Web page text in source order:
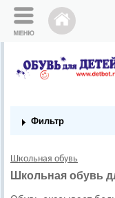
Фильтр
Школьная обувь
Школьная обувь